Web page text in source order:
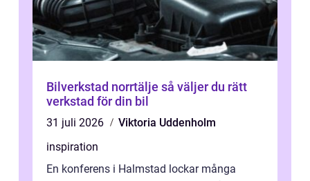
Bilverkstad norrtälje så väljer du rätt
verkstad för din bil
31 juli 2026
Viktoria Uddenholm
inspiration
En konferens i Halmstad lockar många